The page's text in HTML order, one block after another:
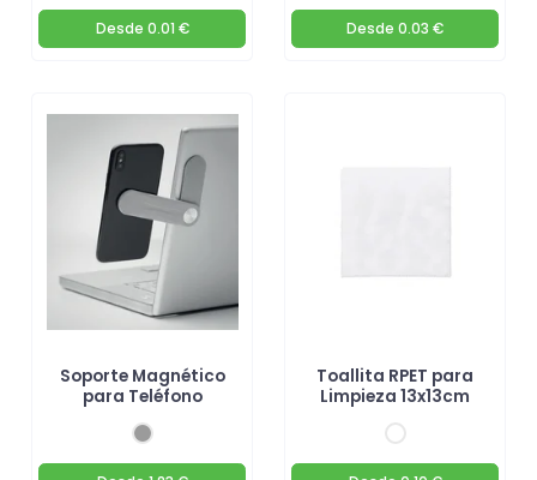
Desde 0.01 € Desde 0.03 €
Soporte Magnético
para Teléfono
Toallita RPET para
Limpieza 13x13cm